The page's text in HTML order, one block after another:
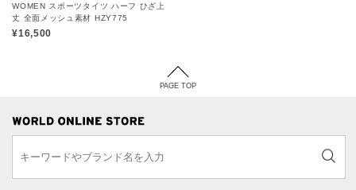
WOMEN スポーツタイツ ハーフ ひざ上
丈 全面メッシュ素材 HZY775
¥16,500
PAGE TOP